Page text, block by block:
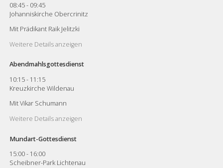
08:45- 09:45
Johanniskirche Obercrinitz
Mit Prädikant Raik Jelitzki
Weitere Details anzeigen
Abendmahlsgottesdienst
10:15- 11:15
Kreuzkirche Wildenau
Mit Vikar Schumann
Weitere Details anzeigen
Mundart-Gottesdienst
15:00- 16:00
Scheibner-Park Lichtenau